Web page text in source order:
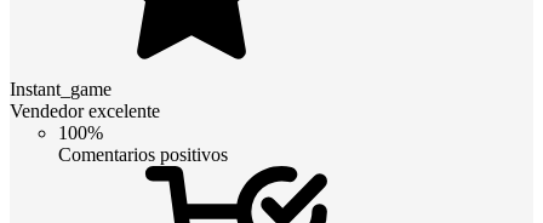
Instant_game
Vendedor excelente
100%
Comentarios positivos